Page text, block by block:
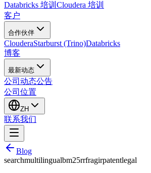
Databricks 培训 Cloudera 培训
客户
合作伙伴
ClouderaStarburst (Trino)Databricks
博客
最新动态
公司动态公告
公司位置
ZH
联系我们
Blog
searchmultilingualbm25rrfragirpatentlegal